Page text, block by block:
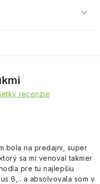
recenzie
bola na predajni, super
sa mi venoval takmer
pre tu najlepšiu
6,.. a absolvovala som v